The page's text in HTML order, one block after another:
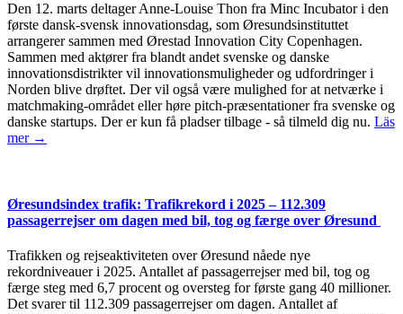
Den 12. marts deltager Anne-Louise Thon fra Minc Incubator i den
første dansk-svensk innovationsdag, som Øresundsinstituttet
arrangerer sammen med Ørestad Innovation City Copenhagen.
Sammen med aktører fra blandt andet svenske og danske
innovationsdistrikter vil innovationsmuligheder og udfordringer i
Norden blive drøftet. Der vil også være mulighed for at netværke i
matchmaking-området eller høre pitch-præsentationer fra svenske og
danske startups. Der er kun få pladser tilbage - så tilmeld dig nu. Läs
mer →
Øresundsindex trafik: Trafikrekord i 2025 – 112.309
passagerrejser om dagen med bil, tog og færge over Øresund
Trafikken og rejseaktiviteten over Øresund nåede nye
rekordniveauer i 2025. Antallet af passagerrejser med bil, tog og
færge steg med 6,7 procent og oversteg for første gang 40 millioner.
Det svarer til 112.309 passagerrejser om dagen. Antallet af